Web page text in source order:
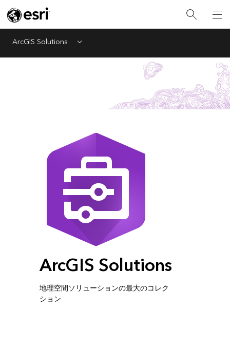
ArcGIS Solutions Menu
ArcGIS Solutions
地理空間ソリューションの最大のコレク
ション